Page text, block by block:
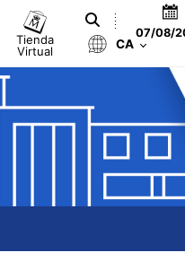
Tienda
Virtual
07/08/
CA